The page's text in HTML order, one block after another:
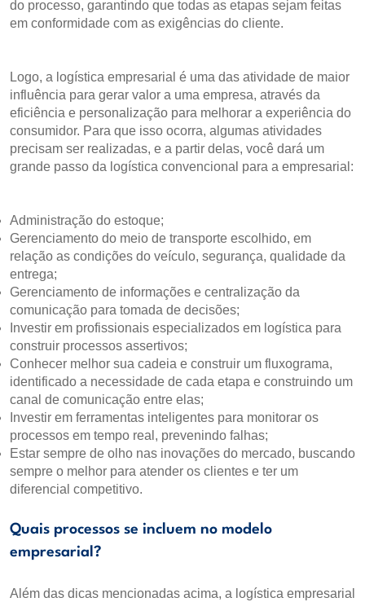
do processo, garantindo que todas as etapas sejam feitas
em conformidade com as exigências do cliente.
Logo, a logística empresarial é uma das atividade de maior
influência para gerar valor a uma empresa, através da
eficiência e personalização para melhorar a experiência do
consumidor. Para que isso ocorra, algumas atividades
precisam ser realizadas, e a partir delas, você dará um
grande passo da logística convencional para a empresarial:
Administração do estoque;
Gerenciamento do meio de transporte escolhido, em
relação as condições do veículo, segurança, qualidade da
entrega;
Gerenciamento de informações e centralização da
comunicação para tomada de decisões;
Investir em profissionais especializados em logística para
construir processos assertivos;
Conhecer melhor sua cadeia e construir um fluxograma,
identificado a necessidade de cada etapa e construindo um
canal de comunicação entre elas;
Investir em ferramentas inteligentes para monitorar os
processos em tempo real, prevenindo falhas;
Estar sempre de olho nas inovações do mercado, buscando
sempre o melhor para atender os clientes e ter um
diferencial competitivo.
Quais processos se incluem no modelo
empresarial?
Além das dicas mencionadas acima, a logística empresarial